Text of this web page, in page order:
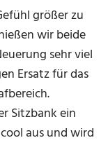
größer zu
wir beide
sehr viel
Ersatz für das
Sitzbank ein
aus und wird